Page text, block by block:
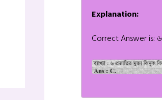
Explanation:
Correct Answer is: ৬